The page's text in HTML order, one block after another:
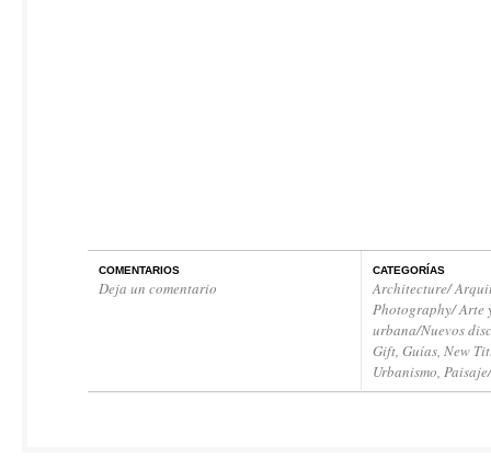
COMENTARIOS
Deja un comentario
CATEGORÍAS
Architecture/
Photography/ Arte
urbana/Nuevos
Gift, Guías, New
Urbanismo,